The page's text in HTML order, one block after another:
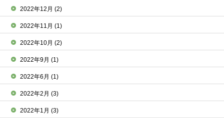
2022年12月(2)
2022年11月(1)
2022年10月(2)
2022年9月(1)
2022年6月(1)
2022年2月(3)
2022年1月(3)